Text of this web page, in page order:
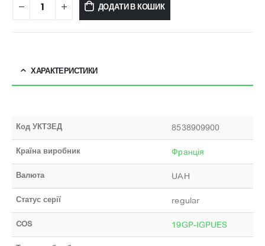
ДОДАТИ В КОШИК
ХАРАКТЕРИСТИКИ
Код УКТЗЕД 8538909900
Країна виробник Франція
Валюта UAH
Статус серії regular
COS 19GP-IGPUES